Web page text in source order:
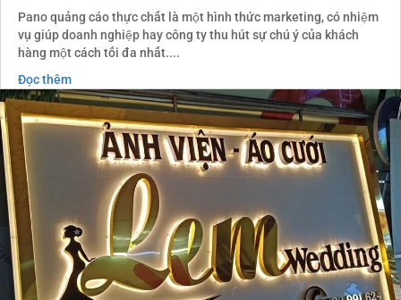
Pano quảng cáo thực chất là một hình thức marketing, có nhiệm
vụ giúp doanh nghiệp hay công ty thu hút sự chú ý của khách
hàng một cách tối đa nhất....
Đọc thêm